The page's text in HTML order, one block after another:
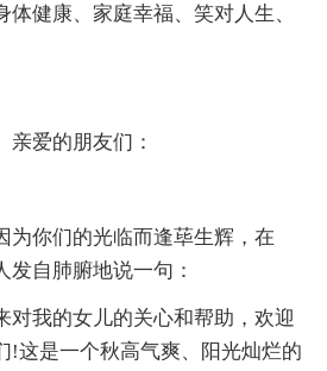
体健康、家庭幸福、笑对人生、
亲爱的朋友们：
为你们的光临而逢荜生辉，在
发自肺腑地说一句：
对我的女儿的关心和帮助，欢迎
!这是一个秋高气爽、阳光灿烂的